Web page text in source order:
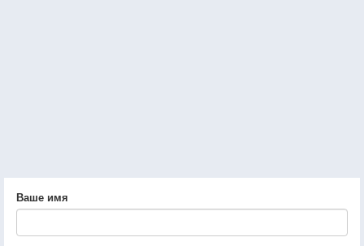
Ваше имя